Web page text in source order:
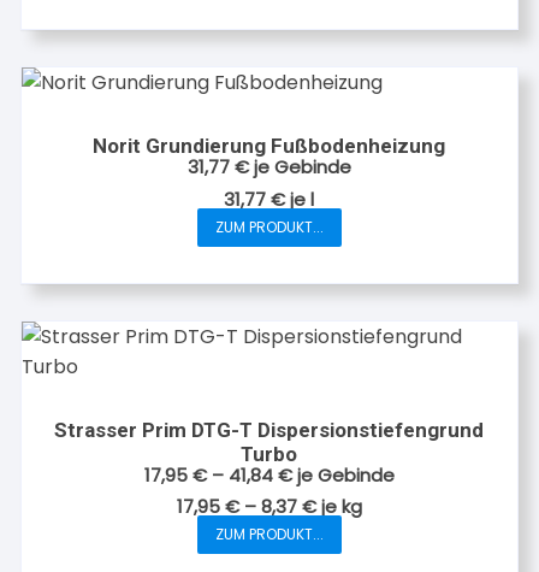
weist
mehrere
Die
Optionen
können
auf
gewählt
Norit Grundierung Fußbodenheizung
31,77€je Gebinde
31,77€jel
ZUM PRODUKT...
Dieses
weist
mehrere
Varianten
Optionen
können
auf
der
Produktseite
Strasser Prim DTG-T Dispersionstiefengrund
Turbo
17,95€– 41,84€je Gebinde
17,95€–8,37€jekg
ZUM PRODUKT...
Dieses